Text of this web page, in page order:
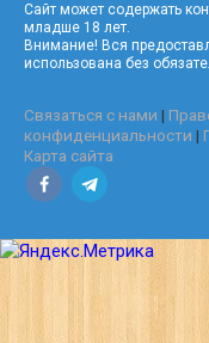
Сайт может содержать
младше 18 лет.
Внимание! Вся
использована без
Связаться с нами |
конфиденциальности |
Карта сайта